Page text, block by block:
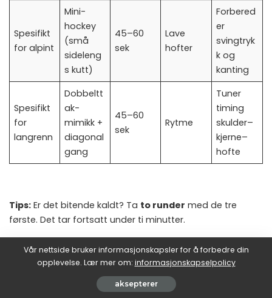
Spesifikt
for alpint
Mini-
hockey
(små
sideleng
s kutt)
45–60
sek
Lave
hofter
Forbered
er
svingtryk
k og
kanting
Spesifikt
for
langrenn
Dobbeltt
ak-
mimikk +
diagonal
gang
45–60
sek
Rytme
Tuner
timing
skulder–
kjerne–
hofte
Tips: Er det bitende kaldt? Ta to runder med de tre
første. Det tar fortsatt under ti minutter.
Vår nettside bruker informasjonskapsler for å forbedre din
opplevelse. Lær mer om: informasjonskapselpolicy
aksepterer